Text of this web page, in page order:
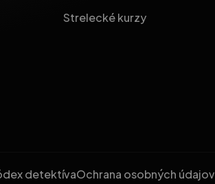
Strelecké kurzy
detektívaOchrana osobných údajov